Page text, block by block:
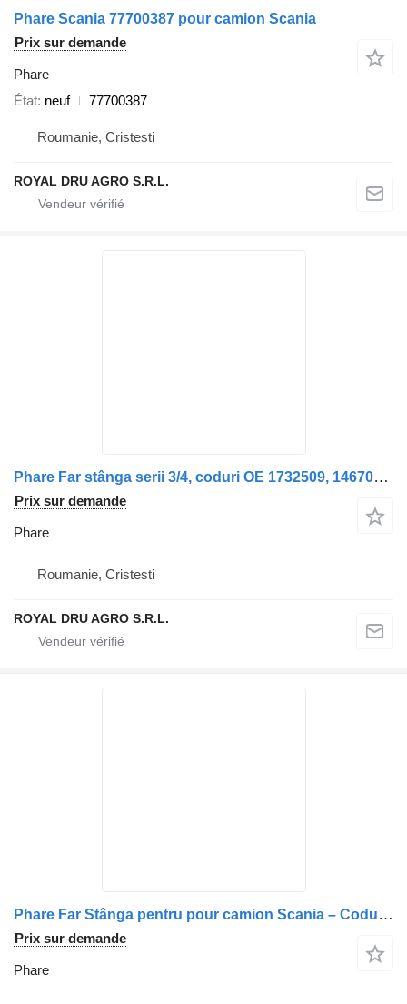
Phare Scania 77700387 pour camion Scania
Prix sur demande
Phare
État neuf 77700387
Roumanie, Cristesti
ROYAL DRU AGRO S.R.L.
Phare Far stânga serii 3/4, coduri OE 1732509, 1467000, 1431257, 14465 pour camion Scania Seria 3, Seria 4
Prix sur demande
Phare
Roumanie, Cristesti
ROYAL DRU AGRO S.R.L.
Phare Far Stânga pentru pour camion Scania – Coduri: 1F6003939-03, 1F600393903, 1F6003939-031
Prix sur demande
Phare